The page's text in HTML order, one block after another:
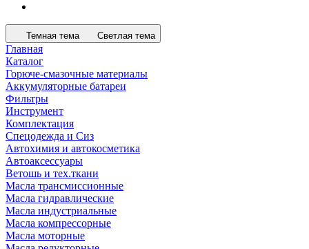
Темная тема Светлая тема
Главная
Каталог
Горюче-смазочные материалы
Аккумуляторные батареи
Фильтры
Инструмент
Комплектация
Спецодежда и Сиз
Автохимия и автокосметика
Автоаксессуары
Ветошь и тех.ткани
Масла трансмиссионные
Масла гидравлические
Масла индустриальные
Масла компрессорные
Масла моторные